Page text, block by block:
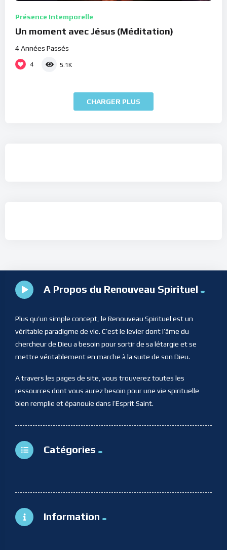
Présence Intemporelle
Un moment avec Jésus (Méditation)
4 Années Passés
4 5.1K
CHARGER PLUS
A Propos du Renouveau Spirituel
Plus qu’un simple concept, le Renouveau Spirituel est un
véritable paradigme de vie. C’est le levier dont l’âme du
chercheur de Dieu a besoin pour sortir de sa létargie et se
mettre véritablement en marche à la suite de son Dieu.
A travers les pages de site, vous trouverez toutes les
ressources dont vous aurez besoin pour une vie spirituelle
bien remplie et épanouie dans l’Esprit Saint.
Catégories
Information